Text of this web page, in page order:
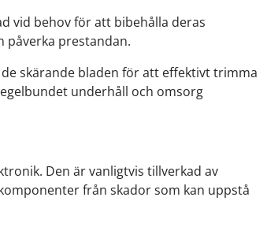
vid behov för att bibehålla deras
påverka prestandan.
skärande bladen för att effektivt trimma
underhåll och omsorg
Den är vanligtvis tillverkad av
från skador som kan uppstå